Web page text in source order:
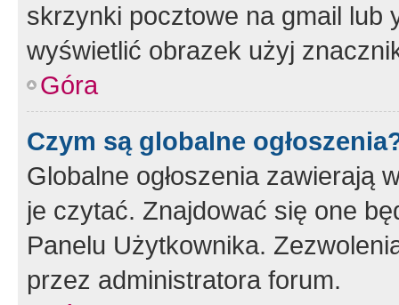
skrzynki pocztowe na gmail lub
wyświetlić obrazek użyj
Góra
Czym są globalne
Globalne ogłoszenia zawierają
je czytać. Znajdować się one
Panelu Użytkownika.
przez administratora forum.